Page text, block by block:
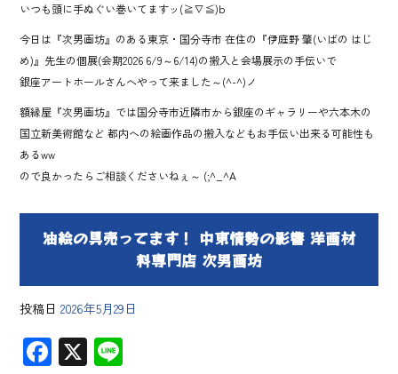
いつも頭に手ぬぐい巻いてますッ(≧∇≦)b
今日は『次男画坊』のある東京・国分寺市 在住の『伊庭野 肇(いばの はじ
め)』先生の個展(会期2026 6/9～6/14)の搬入と会場展示の手伝いで
銀座アートホールさんへやって来ました～(^-^)ノ
額縁屋『次男画坊』では国分寺市近隣市から銀座のギャラリーや六本木の
国立新美術館など 都内への絵画作品の搬入などもお手伝い出来る可能性も
あるww
ので良かったらご相談くださいねぇ～ (;^_^A
油絵の具売ってます！ 中東情勢の影響 洋画材
料専門店 次男画坊
投稿日 2026年5月29日
F X